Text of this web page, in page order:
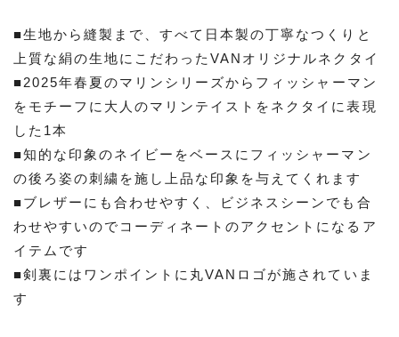
■生地から縫製まで、すべて日本製の丁寧なつくりと
上質な絹の生地にこだわったVANオリジナルネクタイ
■2025年春夏のマリンシリーズからフィッシャーマン
をモチーフに大人のマリンテイストをネクタイに表現
した1本
■知的な印象のネイビーをベースにフィッシャーマン
の後ろ姿の刺繍を施し上品な印象を与えてくれます
■ブレザーにも合わせやすく、ビジネスシーンでも合
わせやすいのでコーディネートのアクセントになるア
イテムです
■剣裏にはワンポイントに丸VANロゴが施されていま
す